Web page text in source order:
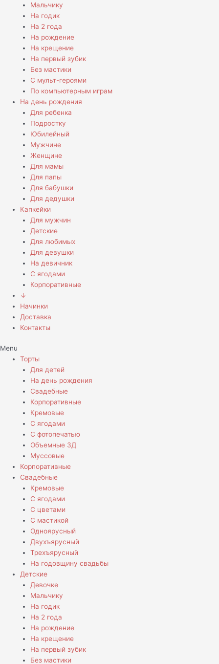
Мальчику
На годик
На 2 года
На рождение
На крещение
На первый зубик
Без мастики
С мульт-героями
По компьютерным играм
На день рождения
Для ребенка
Подростку
Юбилейный
Мужчине
Женщине
Для мамы
Для папы
Для бабушки
Для дедушки
Капкейки
Для мужчин
Детские
Для любимых
Для девушки
На девичник
С ягодами
Корпоративные
↓
Начинки
Доставка
Контакты
Menu
Торты
Для детей
На день рождения
Свадебные
Корпоративные
Кремовые
С ягодами
С фотопечатью
Объемные 3Д
Муссовые
Корпоративные
Свадебные
Кремовые
С ягодами
С цветами
С мастикой
Одноярусный
Двухъярусный
Трехъярусный
На годовщину свадьбы
Детские
Девочке
Мальчику
На годик
На 2 года
На рождение
На крещение
На первый зубик
Без мастики